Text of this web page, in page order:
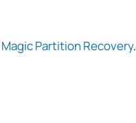
Magic Partition Recovery.